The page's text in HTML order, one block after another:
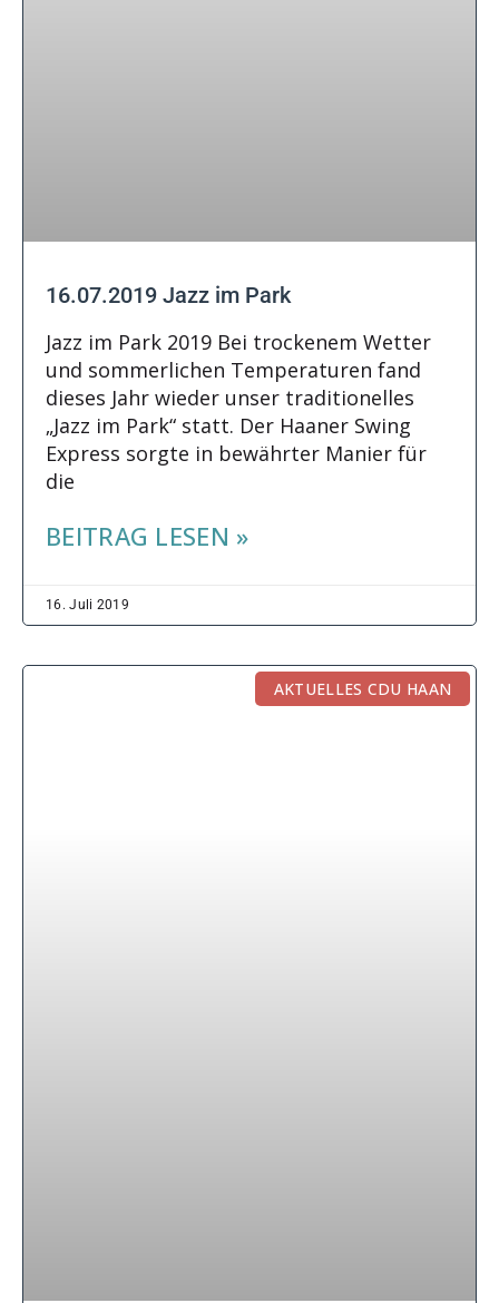
16.07.2019 Jazz im Park
Jazz im Park 2019 Bei trockenem Wetter
und sommerlichen Temperaturen fand
dieses Jahr wieder unser traditionelles
„Jazz im Park“ statt. Der Haaner Swing
Express sorgte in bewährter Manier für
die
BEITRAG LESEN »
16. Juli 2019
AKTUELLES CDU HAAN